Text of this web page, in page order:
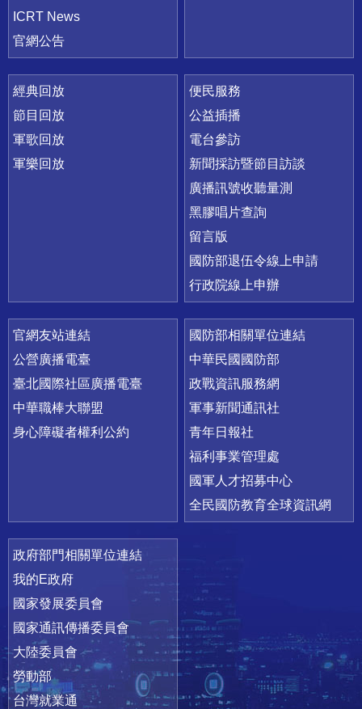
ICRT News
官網公告
經典回放
節目回放
軍歌回放
軍樂回放
便民服務
公益插播
電台參訪
新聞採訪暨節目訪談
廣播訊號收聽量測
黑膠唱片查詢
留言版
國防部退伍令線上申請
行政院線上申辦
官網友站連結
公營廣播電臺
臺北國際社區廣播電臺
中華職棒大聯盟
身心障礙者權利公約
國防部相關單位連結
中華民國國防部
政戰資訊服務網
軍事新聞通訊社
青年日報社
福利事業管理處
國軍人才招募中心
全民國防教育全球資訊網
政府部門相關單位連結
我的E政府
國家發展委員會
國家通訊傳播委員會
大陸委員會
勞動部
台灣就業通